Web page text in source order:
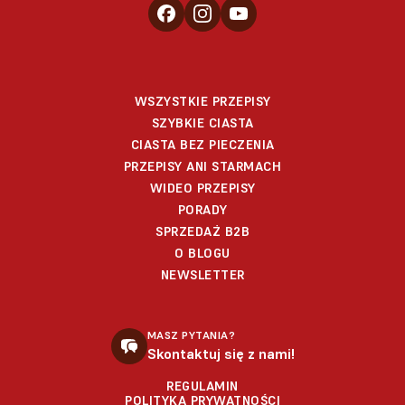
WSZYSTKIE PRZEPISY
SZYBKIE CIASTA
CIASTA BEZ PIECZENIA
PRZEPISY ANI STARMACH
WIDEO PRZEPISY
PORADY
SPRZEDAŻ B2B
O BLOGU
NEWSLETTER
MASZ PYTANIA?
Skontaktuj się z nami!
REGULAMIN
POLITYKA PRYWATNOŚCI